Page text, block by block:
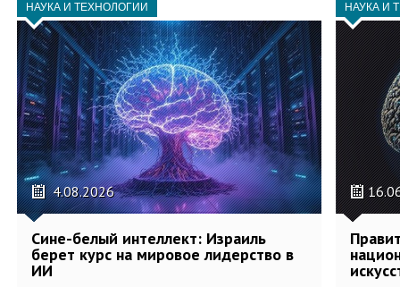
НАУКА И ТЕХНОЛОГИИ
4.08.2026
Сине-белый интеллект: Израиль
берет курс на мировое лидерство в
ИИ
НАУКА И